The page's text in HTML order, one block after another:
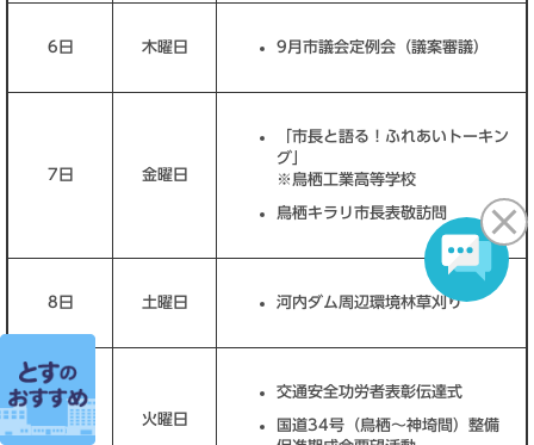
6日 木曜日 9月市議会定例会（議案審議）
7日 金曜日
「市長と語る！ふれあいトーキン
グ」
※鳥栖工業高等学校
鳥栖キラリ市長表敬訪問
8日 土曜日 河内ダム周辺環境林草刈り
11日 火曜日
交通安全功労者表彰伝達式
国道34号（鳥栖～神埼間）整備